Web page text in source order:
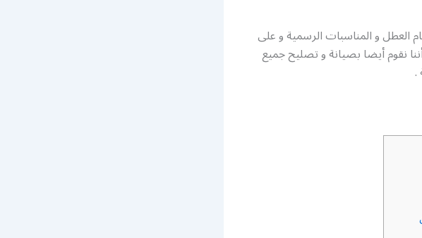
العطل و المناسبات الرسمية و على
نقوم أيضا بصيانة و تصليح جميع
.